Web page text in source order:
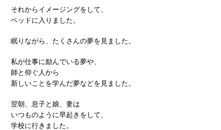
それからイメージングをして、
ベッドに入りました。
眠りながら、たくさんの夢を見ました。
私が仕事に励んでいる夢や、
師と仰ぐ人から
新しいことを学んだ夢などを見ました。
翌朝、息子と娘、妻は
いつものように早起きをして、
学校に行きました。